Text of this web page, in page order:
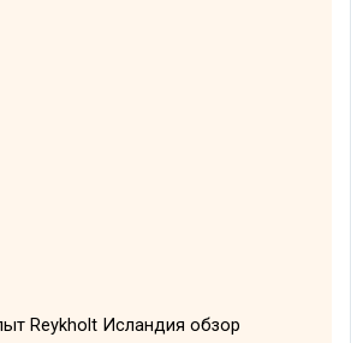
Reykholt Исландия обзор